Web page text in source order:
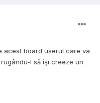
acest board userul care va
rugându-l să îşi creeze un